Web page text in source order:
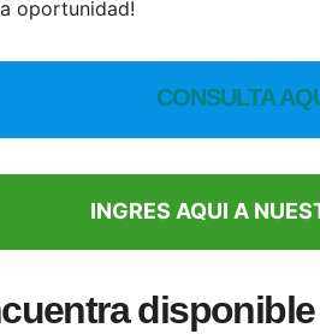
oportunidad!
CONSULTA
INGRES AQUI A